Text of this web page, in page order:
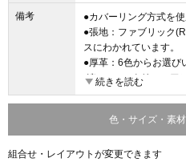
備考
●カバーリング方式を使
●張地：ファブリック
スにわかれています。
●厚革：6色からお選び
グレー・エクリュ・ア
ブラウン）
だけます。
●掲載価格帯は人気の
ります。
続きを読む
色・サイズ・素
組合せ・レイアウトが変更できます